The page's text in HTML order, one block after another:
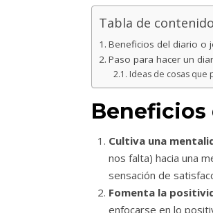
Tabla de contenido
Beneficios del diario o
Paso para hacer un
Ideas de cosas que
Cultiva una
nos falta) hacia una
sensación de
Fomenta la
enfocarse en lo